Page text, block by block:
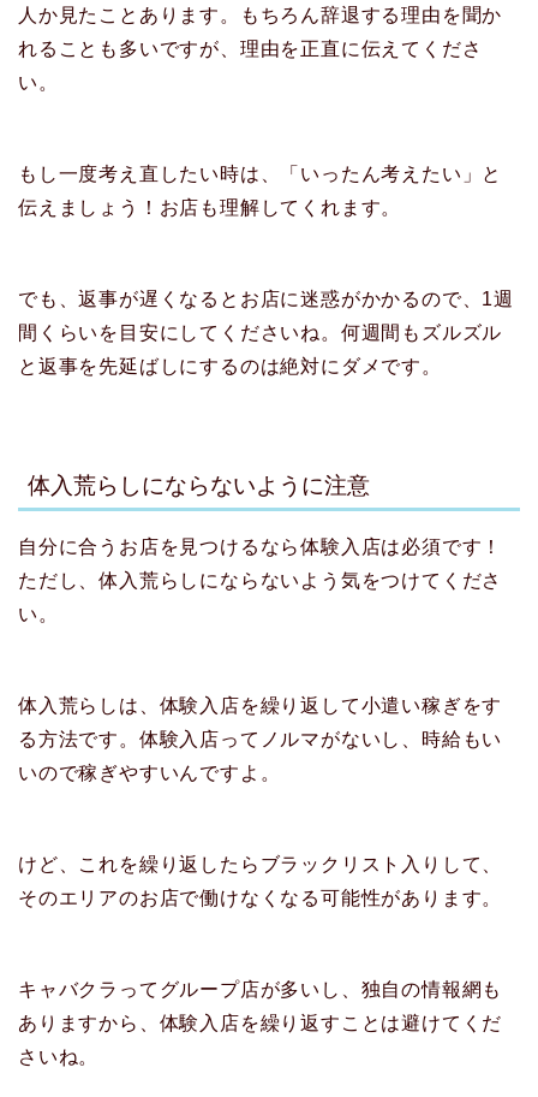
人か見たことあります。もちろん辞退する理由を聞か
れることも多いですが、理由を正直に伝えてくださ
い。
もし一度考え直したい時は、「いったん考えたい」と
伝えましょう！お店も理解してくれます。
でも、返事が遅くなるとお店に迷惑がかかるので、1週
間くらいを目安にしてくださいね。何週間もズルズル
と返事を先延ばしにするのは絶対にダメです。
体入荒らしにならないように注意
自分に合うお店を見つけるなら体験入店は必須です！
ただし、体入荒らしにならないよう気をつけてくださ
い。
体入荒らしは、体験入店を繰り返して小遣い稼ぎをす
る方法です。体験入店ってノルマがないし、時給もい
いので稼ぎやすいんですよ。
けど、これを繰り返したらブラックリスト入りして、
そのエリアのお店で働けなくなる可能性があります。
キャバクラってグループ店が多いし、独自の情報網も
ありますから、体験入店を繰り返すことは避けてくだ
さいね。